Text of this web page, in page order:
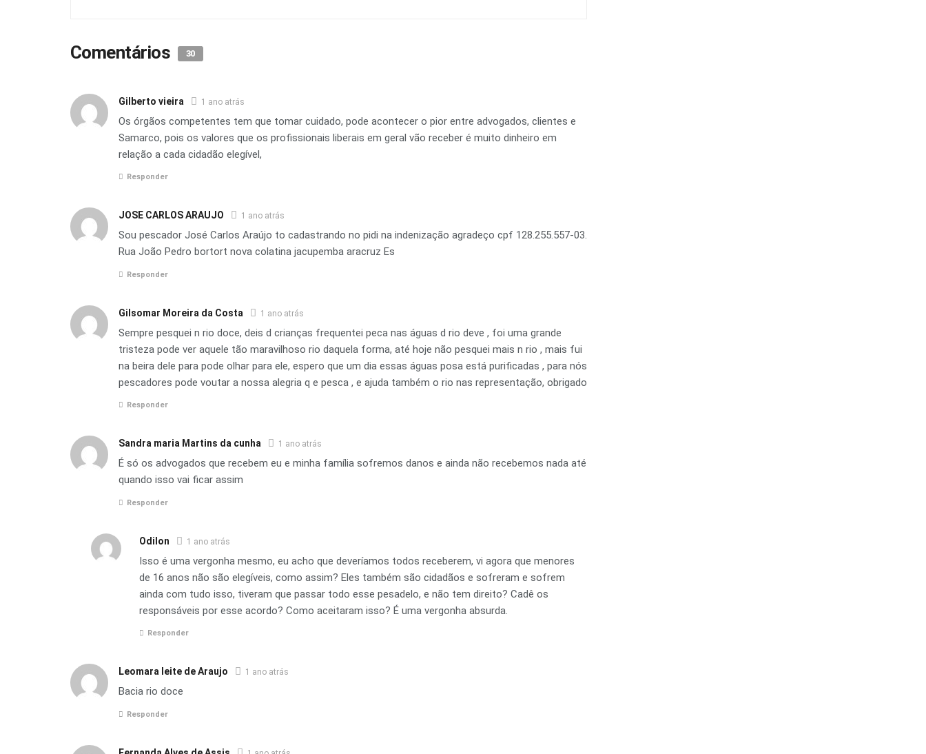
Comentários 30
Gilberto vieira 1 ano atrás
Os órgãos competentes tem que tomar cuidado, pode acontecer o pior entre advogados, clientes e
Samarco, pois os valores que os profissionais liberais em geral vão receber é muito dinheiro em
relação a cada cidadão elegível,
Responder
JOSE CARLOS ARAUJO 1 ano atrás
Sou pescador José Carlos Araújo to cadastrando no pidi na indenização agradeço cpf 128.255.557-03.
Rua João Pedro bortort nova colatina jacupemba aracruz Es
Responder
Gilsomar Moreira da Costa 1 ano atrás
Sempre pesquei n rio doce, deis d crianças frequentei peca nas águas d rio deve , foi uma grande
tristeza pode ver aquele tão maravilhoso rio daquela forma, até hoje não pesquei mais n rio , mais fui
na beira dele para pode olhar para ele, espero que um dia essas águas posa está purificadas , para nós
pescadores pode voutar a nossa alegria q e pesca , e ajuda também o rio nas representação, obrigado
Responder
Sandra maria Martins da cunha 1 ano atrás
É só os advogados que recebem eu e minha família sofremos danos e ainda não recebemos nada até
quando isso vai ficar assim
Responder
Odilon 1 ano atrás
Isso é uma vergonha mesmo, eu acho que deveríamos todos receberem, vi agora que menores
de 16 anos não são elegíveis, como assim? Eles também são cidadãos e sofreram e sofrem
ainda com tudo isso, tiveram que passar todo esse pesadelo, e não tem direito? Cadê os
responsáveis por esse acordo? Como aceitaram isso? É uma vergonha absurda.
Responder
Leomara leite de Araujo 1 ano atrás
Bacia rio doce
Responder